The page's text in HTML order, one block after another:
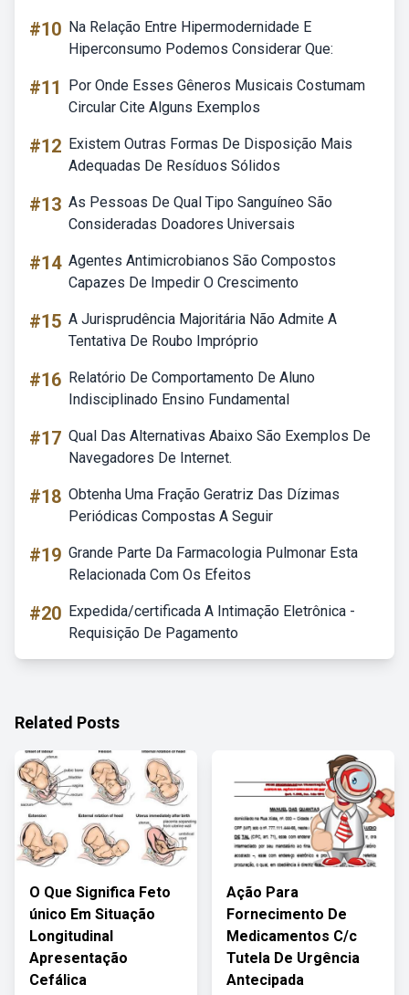
#10 Na Relação Entre Hipermodernidade E
Hiperconsumo Podemos Considerar Que:
#11
Por Onde Esses Gêneros Musicais Costumam
Circular Cite Alguns Exemplos
#12 Existem Outras Formas De Disposição Mais
Adequadas De Resíduos Sólidos
#13 As Pessoas De Qual Tipo Sanguíneo São
Consideradas Doadores Universais
#14 Agentes Antimicrobianos São Compostos
Capazes De Impedir O Crescimento
#15 A Jurisprudência Majoritária Não Admite A
Tentativa De Roubo Impróprio
#16 Relatório De Comportamento De Aluno
Indisciplinado Ensino Fundamental
#17 Qual Das Alternativas Abaixo São Exemplos De
Navegadores De Internet.
#18 Obtenha Uma Fração Geratriz Das Dízimas
Periódicas Compostas A Seguir
#19 Grande Parte Da Farmacologia Pulmonar Esta
Relacionada Com Os Efeitos
#20 Expedida/certificada A Intimação Eletrônica -
Requisição De Pagamento
Related Posts
O Que Significa Feto
único Em Situação
Longitudinal
Apresentação
Cefálica
Ação Para
Fornecimento De
Medicamentos C/c
Tutela De Urgência
Antecipada